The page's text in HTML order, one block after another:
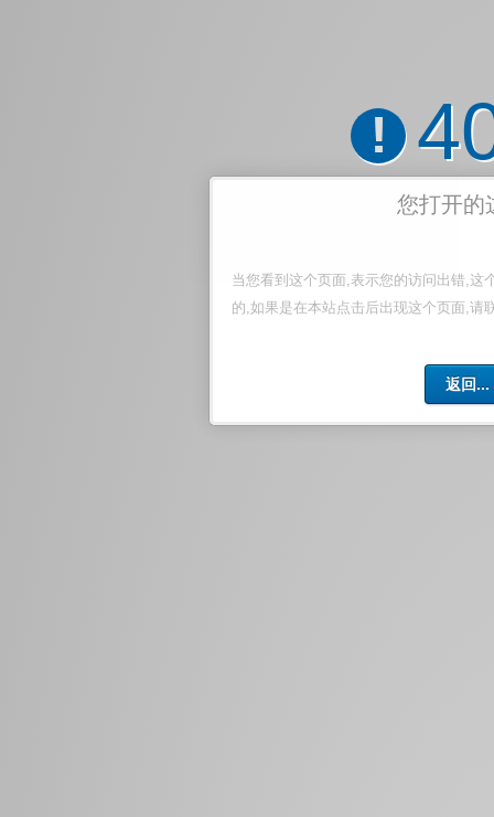
!
您打开的
当您看到这个页面,表示您的访问出错,这
的,如果是在本站点击后出现这个页面,请
返回...